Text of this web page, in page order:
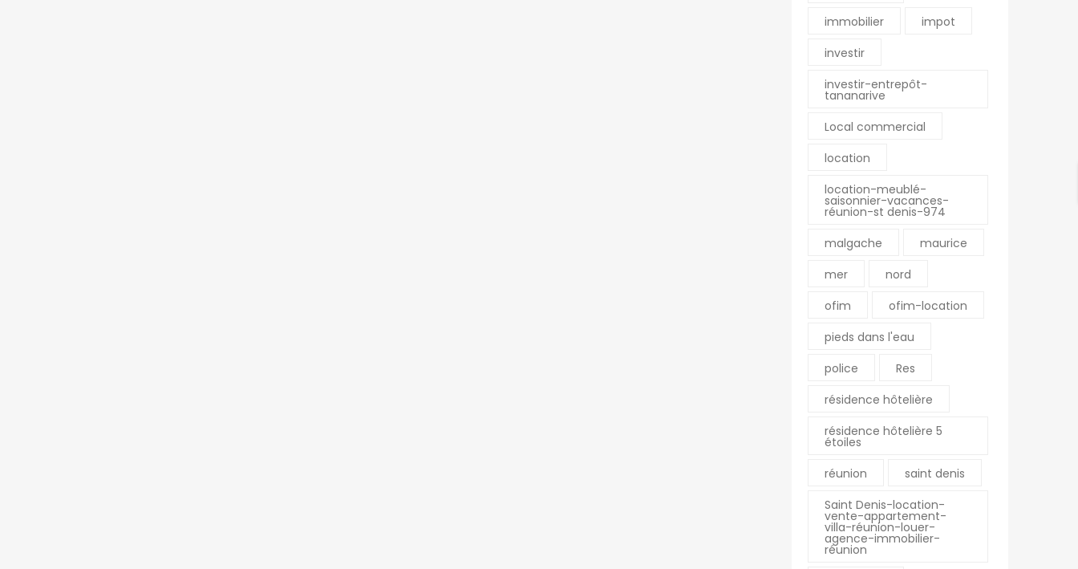
immobilier
impot
investir
investir-entrepôt-
tananarive
Local commercial
location
location-meublé-
saisonnier-vacances-
réunion-st denis-974
malgache
maurice
mer
nord
ofim
ofim-location
pieds dans l'eau
police
Res
résidence hôtelière
résidence hôtelière 5
étoiles
réunion
saint denis
Saint Denis-location-
vente-appartement-
villa-réunion-louer-
agence-immobilier-
réunion